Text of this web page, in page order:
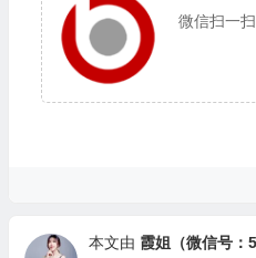
微信扫一扫
本文由 霞姐（微信号：